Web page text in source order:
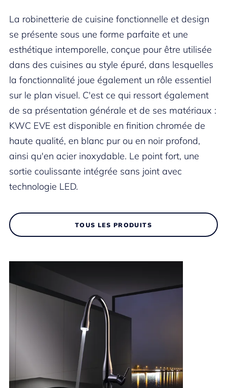
La robinetterie de cuisine fonctionnelle et design
se présente sous une forme parfaite et une
esthétique intemporelle, conçue pour être utilisée
dans des cuisines au style épuré, dans lesquelles
la fonctionnalité joue également un rôle essentiel
sur le plan visuel. C'est ce qui ressort également
de sa présentation générale et de ses matériaux :
KWC EVE est disponible en finition chromée de
haute qualité, en blanc pur ou en noir profond,
ainsi qu'en acier inoxydable. Le point fort, une
sortie coulissante intégrée sans joint avec
technologie LED.
TOUS LES PRODUITS